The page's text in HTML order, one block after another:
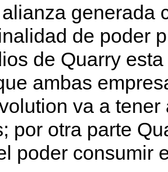
generada
de poder
de Quarry
ambas
va a
por otra parte
poder consumir